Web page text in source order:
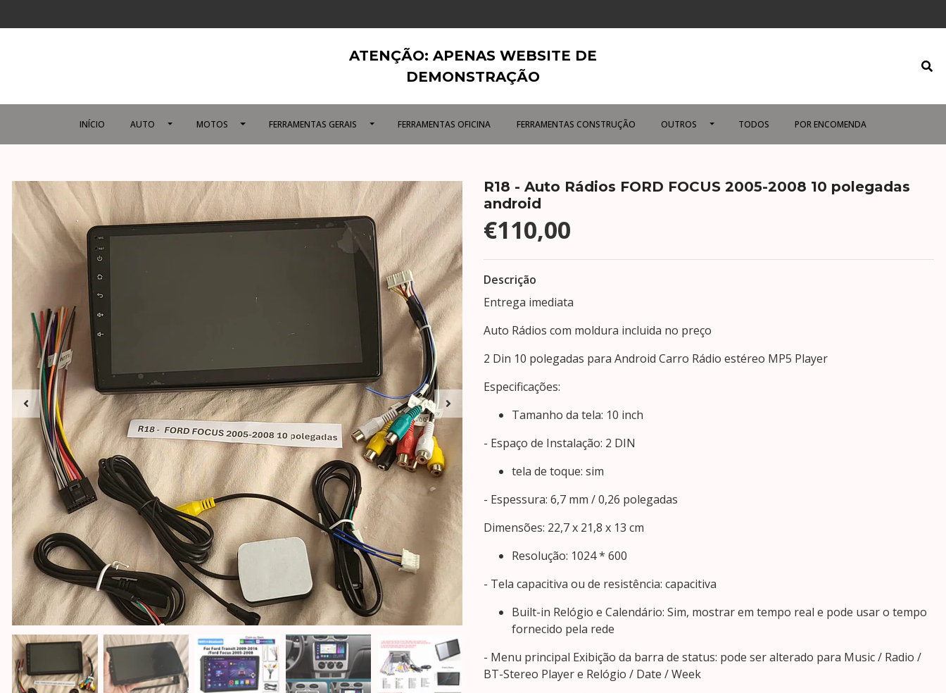
ATENÇÃO: APENAS WEBSITE DE
DEMONSTRAÇÃO
INÍCIO AUTO MOTOS FERRAMENTAS GERAIS FERRAMENTAS OFICINA FERRAMENTAS CONSTRUÇÃO OUTROS TODOS POR ENCOMENDA
R18 - Auto Rádios FORD FOCUS 2005-2008 10 polegadas
android
€110,00
Descrição
Entrega imediata
Auto Rádios com moldura incluida no preço
2 Din 10 polegadas para Android Carro Rádio estéreo MP5 Player
Especificações:
Tamanho da tela: 10 inch
- Espaço de Instalação: 2 DIN
tela de toque: sim
- Espessura: 6,7 mm / 0,26 polegadas
Dimensões: 22,7 x 21,8 x 13 cm
Resolução: 1024 * 600
- Tela capacitiva ou de resistência: capacitiva
Built-in Relógio e Calendário: Sim, mostrar em tempo real e pode usar o tempo
fornecido pela rede
- Menu principal Exibição da barra de status: pode ser alterado para Music / Radio /
BT-Stereo Player e Relógio / Date / Week